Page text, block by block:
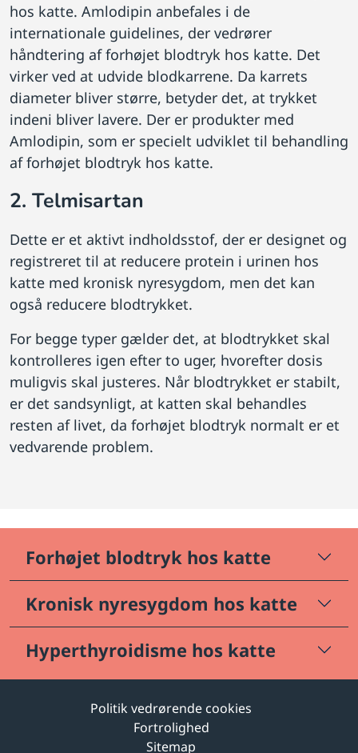
hos katte. Amlodipin anbefales i de
internationale guidelines, der vedrører
håndtering af forhøjet blodtryk hos katte. Det
virker ved at udvide blodkarrene. Da karrets
diameter bliver større, betyder det, at trykket
indeni bliver lavere. Der er produkter med
Amlodipin, som er specielt udviklet til behandling
af forhøjet blodtryk hos katte.
2. Telmisartan
Dette er et aktivt indholdsstof, der er designet og
registreret til at reducere protein i urinen hos
katte med kronisk nyresygdom, men det kan
også reducere blodtrykket.
For begge typer gælder det, at blodtrykket skal
kontrolleres igen efter to uger, hvorefter dosis
muligvis skal justeres. Når blodtrykket er stabilt,
er det sandsynligt, at katten skal behandles
resten af livet, da forhøjet blodtryk normalt er et
vedvarende problem.
Forhøjet blodtryk hos katte
Kronisk nyresygdom hos katte
Hyperthyroidisme hos katte
Politik vedrørende cookies
Fortrolighed
Sitemap